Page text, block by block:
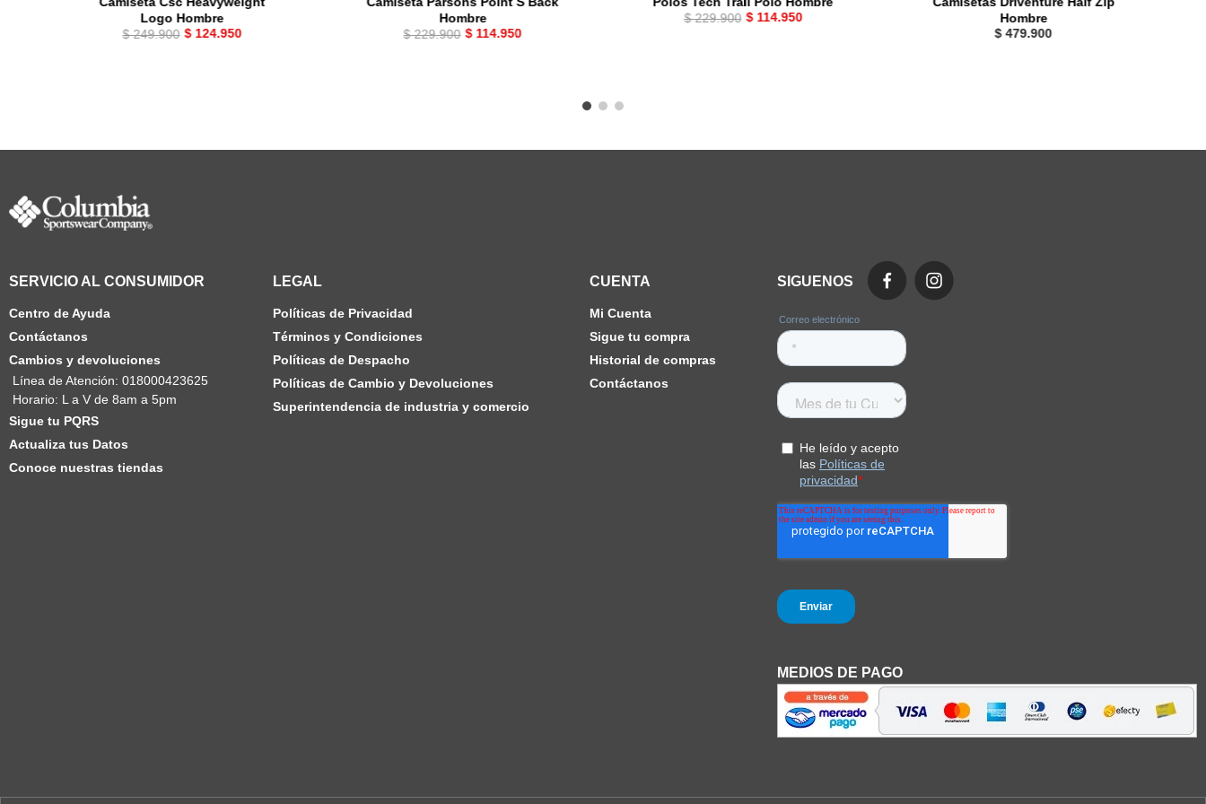
Logo Hombre
$ 249.900 $ 124.950
Hombre
$ 229.900 $ 114.950
$ 229.900 $ 114.950
Hombre
$ 479.900
SERVICIO AL CONSUMIDOR
Centro de Ayuda
Contáctanos
Cambios y devoluciones
Línea de Atención: 018000423625
Horario: L a V de 8am a 5pm
Sigue tu PQRS
Actualiza tus Datos
Conoce nuestras tiendas
LEGAL
Políticas de Privacidad
Términos y Condiciones
Políticas de Despacho
Políticas de Cambio y Devoluciones
Superintendencia de industria y comercio
CUENTA
Mi Cuenta
Sigue tu compra
Historial de compras
Contáctanos
SIGUENOS
MEDIOS DE PAGO